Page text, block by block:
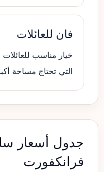
فان للعائلات
خيار مناسب
التي تحتاج مساحة
جدول أسعار
فرانكفورت